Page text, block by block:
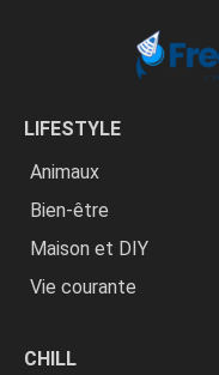
LIFESTYLE
Animaux
Bien-être
Maison et DIY
Vie courante
CHILL